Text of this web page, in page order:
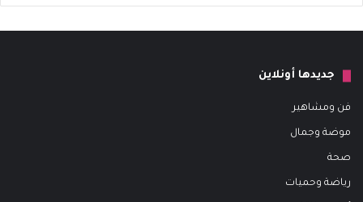
جديدها أونلاين
فن ومشاهير
موضة وجمال
صحة
رياضة وحميات